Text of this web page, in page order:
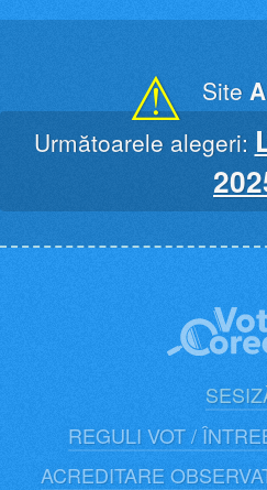
⚠ Site
Următoarele alegeri:
REGULI VOT /
ACREDITARE